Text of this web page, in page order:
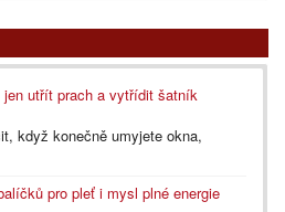
utřít prach a vytřídit šatník
když konečně umyjete okna,
pro pleť i mysl plné energie